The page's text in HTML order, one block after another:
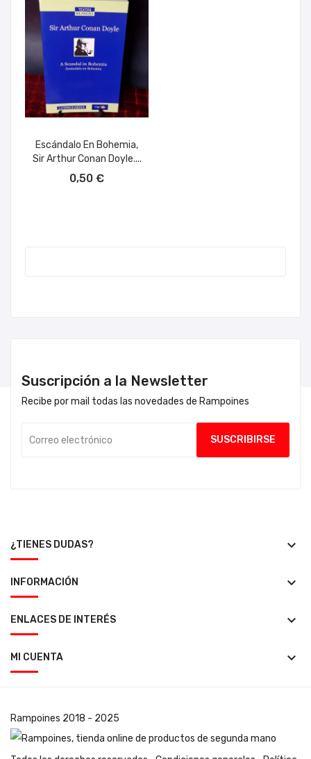
Escándalo En Bohemia,
Sir Arthur Conan Doyle....
0,50 €
Suscripción a la Newsletter
Recibe por mail todas las novedades de Rampoines
¿TIENES DUDAS? keyboard_arrow_down
INFORMACIÓN keyboard_arrow_down
ENLACES DE INTERÉS keyboard_arrow_down
MI CUENTA keyboard_arrow_down
Rampoines 2018 - 2025